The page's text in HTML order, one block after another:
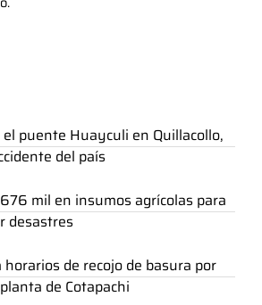
el puente Huayculi en Quillacollo,
del país
mil en insumos agrícolas para
desastres
de recojo de basura por
de Cotapachi